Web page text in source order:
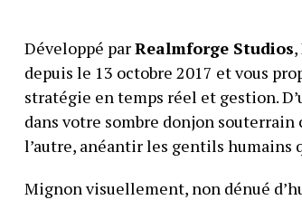
Développé parRealmforge Studios,
depuis le 13 octobre 2017 et vous
stratégie en temps réel et gestion.
dans votre sombre donjon souterrain
l’autre, anéantir les gentils humains
Mignon visuellement, non dénué